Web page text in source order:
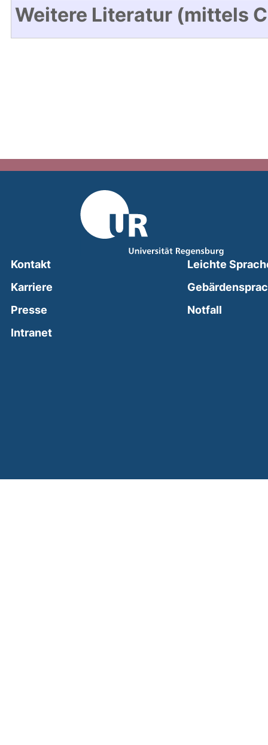
Weitere Literatur (mittels
Kontakt
Karriere
Presse
Intranet(external link, opens in a new window)
Leichte
Notfall